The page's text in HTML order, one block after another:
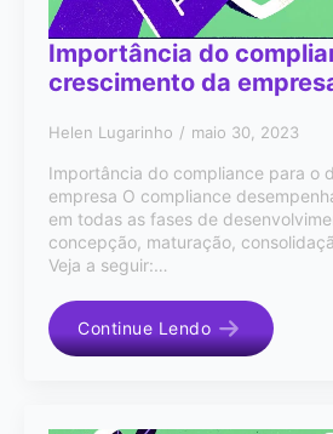
Importância do
crescimento da
Helen Lugarinho maio 30, 2023
Importância do compliance para o
empresa O compliance
em todas as fases de
concepção, maturação,
Veja a seguir:…
Continue Lendo